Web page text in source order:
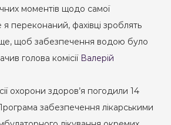
моментів щодо самої
переконаний, фахівці зроблять
щоб забезпечення водою було
голова комісії Валерій
охорони здоров’я погодили 14
забезпечення лікарськими